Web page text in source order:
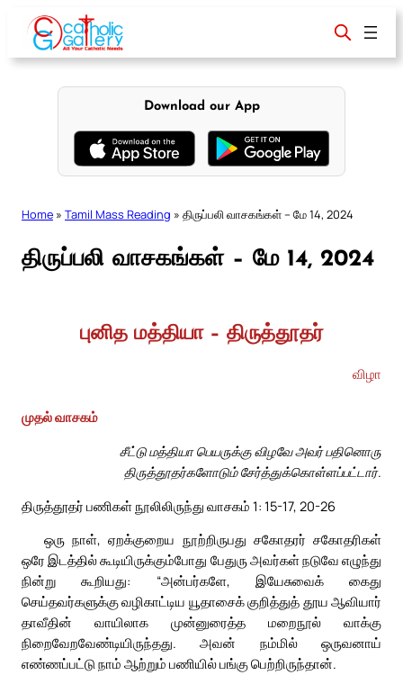
content
Download our App
Home » Tamil Mass Reading » திருப்பலி வாசகங்கள் – மே 14, 2024
திருப்பலி வாசகங்கள் – மே 14, 2024
புனித மத்தியா – திருத்தூதர்
விழா
முதல் வாசகம்
சீட்டு மத்தியா பெயருக்கு விழவே அவர் பதினொரு
திருத்தூதர்களோடும் சேர்த்துக்கொள்ளப்பட்டார்.
திருத்தூதர் பணிகள் நூலிலிருந்து வாசகம் 1: 15-17, 20-26
ஒரு நாள், ஏறக்குறைய நூற்றிருபது சகோதரர் சகோதரிகள்
ஒரே இடத்தில் கூடியிருக்கும்போது பேதுரு அவர்கள் நடுவே எழுந்து
நின்று கூறியது: “அன்பர்களே, இயேசுவைக் கைது
செய்தவர்களுக்கு வழிகாட்டிய யூதாசைக் குறித்துத் தூய ஆவியார்
தாவீதின் வாயிலாக முன்னுரைத்த மறைநூல் வாக்கு
நிறைவேறவேண்டியிருந்தது. அவன் நம்மில் ஒருவனாய்
எண்ணப்பட்டு நாம் ஆற்றும் பணியில் பங்கு பெற்றிருந்தான்.